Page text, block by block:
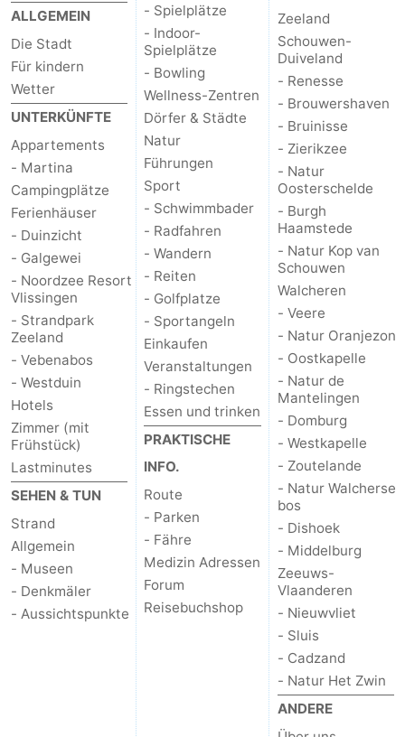
ALLGEMEIN
Die Stadt
Für kindern
Wetter
UNTERKÜNFTE
Appartements
- Martina
Campingplätze
Ferienhäuser
- Duinzicht
- Galgewei
- Noordzee Resort
Vlissingen
- Strandpark
Zeeland
- Vebenabos
- Westduin
Hotels
Zimmer (mit
Frühstück)
Lastminutes
SEHEN & TUN
Strand
Allgemein
- Museen
- Denkmäler
- Aussichtspunkte
- Spielplätze
- Indoor-
Spielplätze
- Bowling
Wellness-Zentren
Dörfer & Städte
Natur
Führungen
Sport
- Schwimmbader
- Radfahren
- Wandern
- Reiten
- Golfplatze
- Sportangeln
Einkaufen
Veranstaltungen
- Ringstechen
Essen und trinken
PRAKTISCHE
INFO.
Route
- Parken
- Fähre
Medizin Adressen
Forum
Reisebuchshop
Zeeland
Schouwen-
Duiveland
- Renesse
- Brouwershaven
- Bruinisse
- Zierikzee
- Natur
Oosterschelde
- Burgh
Haamstede
- Natur Kop van
Schouwen
Walcheren
- Veere
- Natur Oranjezon
- Oostkapelle
- Natur de
Mantelingen
- Domburg
- Westkapelle
- Zoutelande
- Natur Walcherse
bos
- Dishoek
- Middelburg
Zeeuws-
Vlaanderen
- Nieuwvliet
- Sluis
- Cadzand
- Natur Het Zwin
ANDERE